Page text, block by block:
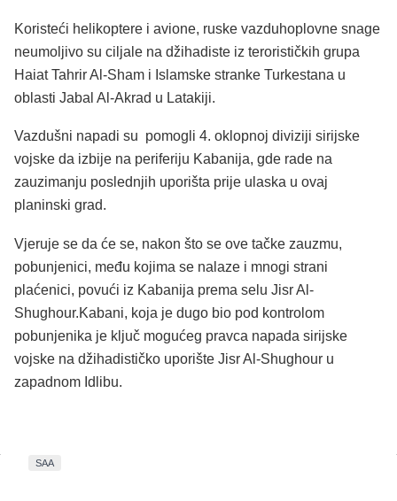
Koristeći helikoptere i avione, ruske vazduhoplovne snage
neumoljivo su ciljale na džihadiste iz terorističkih grupa
Haiat Tahrir Al-Sham i Islamske stranke Turkestana u
oblasti Jabal Al-Akrad u Latakiji.
Vazdušni napadi su pomogli 4. oklopnoj diviziji sirijske
vojske da izbije na periferiju Kabanija, gde rade na
zauzimanju poslednjih uporišta prije ulaska u ovaj
planinski grad.
Vjeruje se da će se, nakon što se ove tačke zauzmu,
pobunjenici, među kojima se nalaze i mnogi strani
plaćenici, povući iz Kabanija prema selu Jisr Al-
Shughour.Kabani, koja je dugo bio pod kontrolom
pobunjenika je ključ mogućeg pravca napada sirijske
vojske na džihadističko uporište Jisr Al-Shughour u
zapadnom Idlibu.
SAA